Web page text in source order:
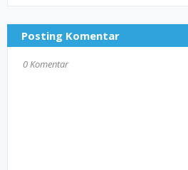
Posting Komentar
0 Komentar